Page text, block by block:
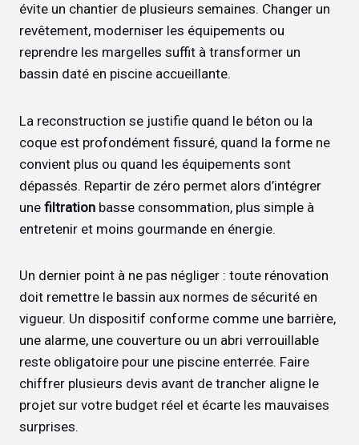
évite un chantier de plusieurs semaines. Changer un
revêtement, moderniser les équipements ou
reprendre les margelles suffit à transformer un
bassin daté en piscine accueillante.
La reconstruction se justifie quand le béton ou la
coque est profondément fissuré, quand la forme ne
convient plus ou quand les équipements sont
dépassés. Repartir de zéro permet alors d’intégrer
unefiltration basse consommation, plus simple à
entretenir et moins gourmande en énergie.
Un dernier point à ne pas négliger : toute rénovation
doit remettre le bassin aux normes de sécurité en
vigueur. Un dispositif conforme comme une barrière,
une alarme, une couverture ou un abri verrouillable
reste obligatoire pour une piscine enterrée. Faire
chiffrer plusieurs devis avant de trancher aligne le
projet sur votre budget réel et écarte les mauvaises
surprises.